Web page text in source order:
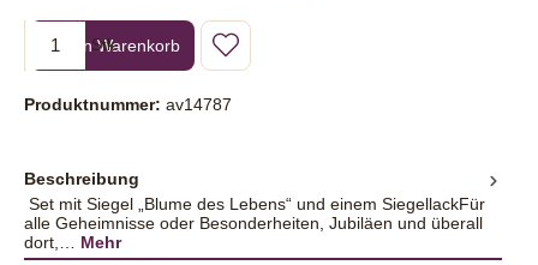
Produkt Anzahl: Gib den gewünschten Wert ein oder benutze die
Stk
In den Warenkorb
Produktnummer: av14787
Beschreibung
Set mit Siegel „Blume des Lebens“ und einem SiegellackFür
alle Geheimnisse oder Besonderheiten, Jubiläen und überall
dort,… Mehr